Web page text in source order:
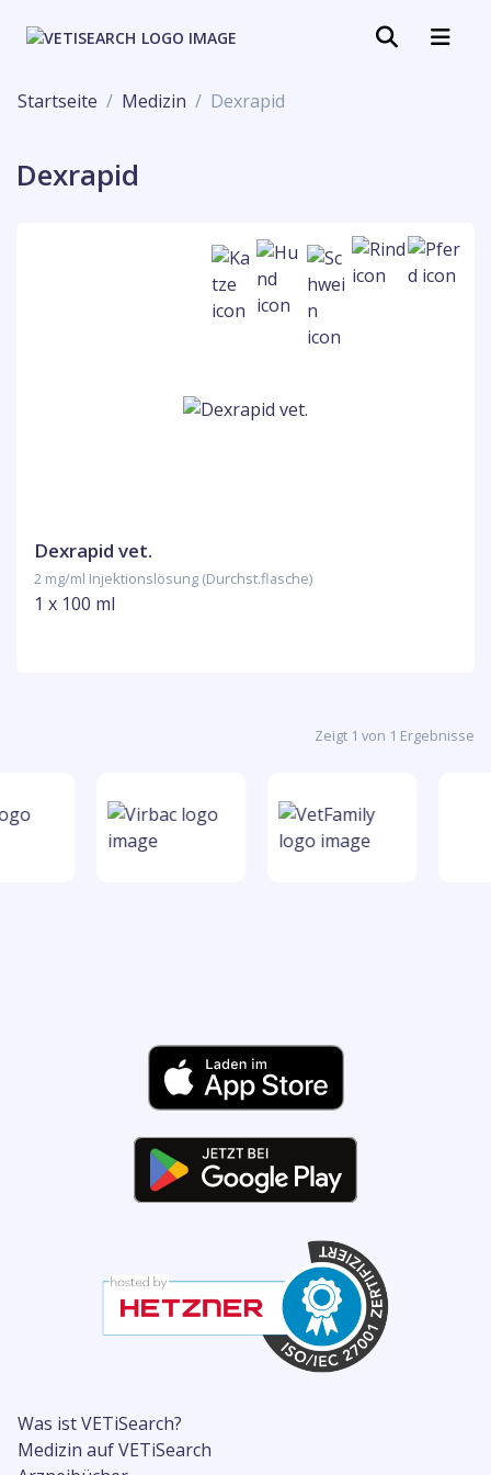
Startseite Medizin Dexrapid
Dexrapid
Dexrapid vet.
2 mg/ml Injektionslösung (Durchst.flasche)
1 x 100 ml
Zeigt 1 von 1 Ergebnisse
Was ist VETiSearch?
Medizin auf VETiSearch